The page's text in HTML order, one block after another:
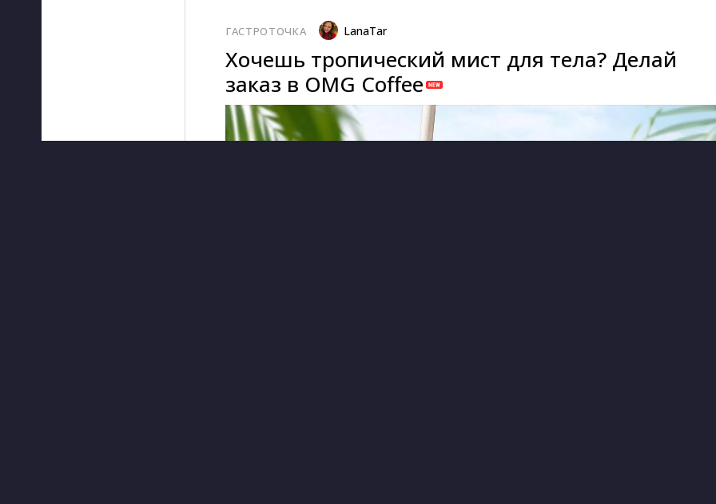
ГАСТРОТОЧКА LanaTar
Хочешь тропический мист для тела? Делай
заказ в OMG Coffee